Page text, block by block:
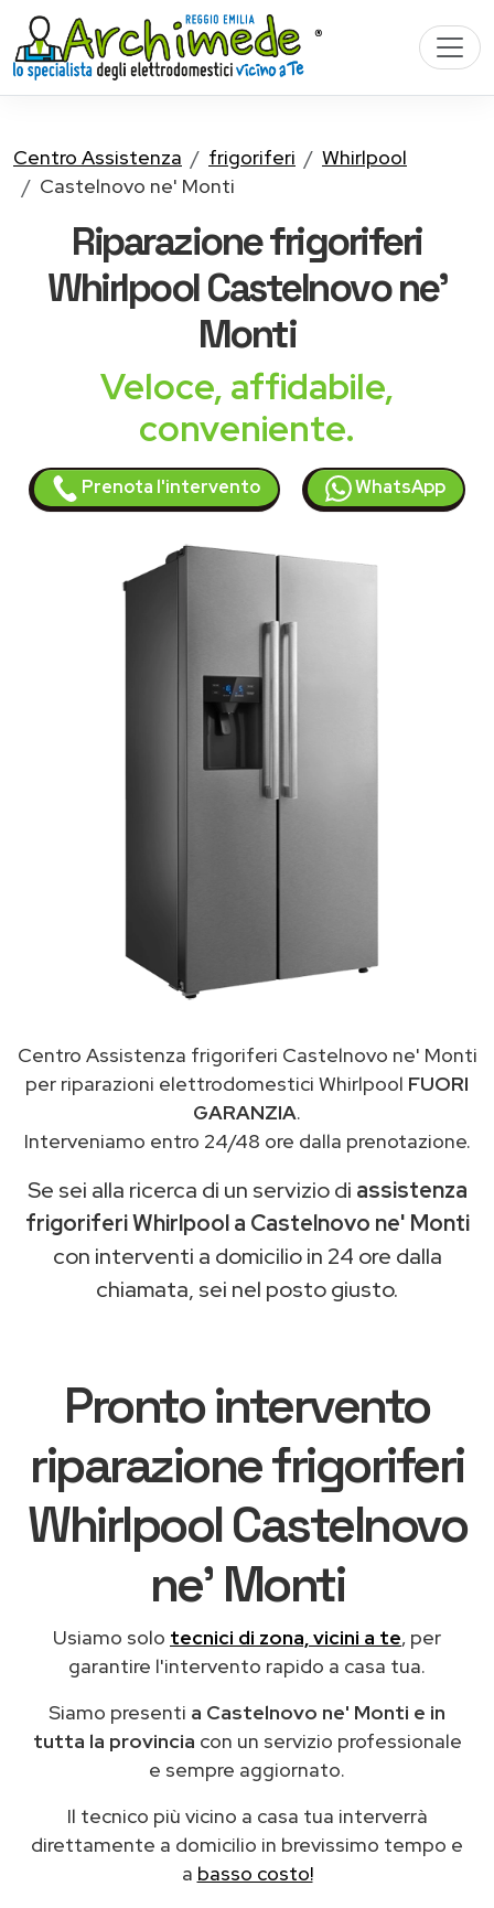
Centro Assistenza frigoriferi
Whirlpool
Castelnovo ne' Monti
Riparazionefrigoriferi
WhirlpoolCastelnovo ne'
Monti
Veloce, affidabile,
conveniente.
Prenota l'intervento WhatsApp
Centro Assistenza frigoriferi Castelnovo ne' Monti
per riparazioni elettrodomestici Whirlpool FUORI
GARANZIA.
Interveniamo entro 24/48 ore dalla prenotazione.
Se sei alla ricerca di un servizio di assistenza
frigoriferi Whirlpool a Castelnovo ne' Monti
con interventi a domicilio in 24 ore dalla
chiamata, sei nel posto giusto.
Pronto intervento
riparazione frigoriferi
Whirlpool Castelnovo
ne' Monti
Usiamo solo tecnici di zona, vicini a te, per
garantire l'intervento rapido a casa tua.
Siamo presenti a Castelnovo ne' Monti e in
tutta la provincia con un servizio professionale
e sempre aggiornato.
Il tecnico più vicino a casa tua interverrà
direttamente a domicilio in brevissimo tempo e
a basso costo!